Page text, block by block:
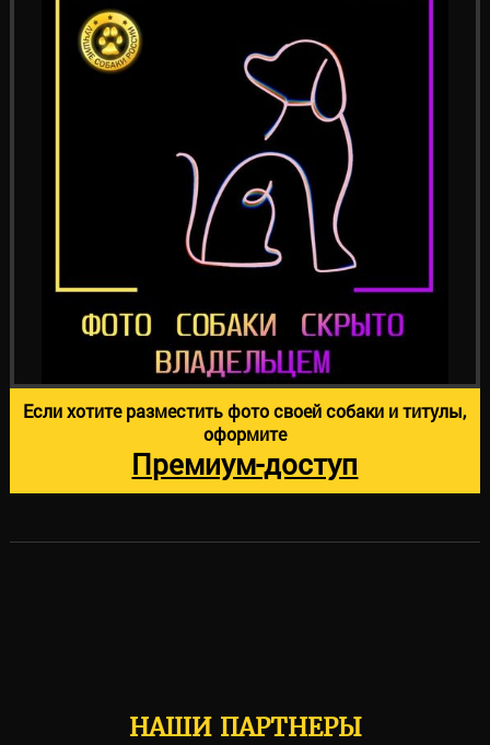
Если хотите разместить фото своей собаки и титулы,
оформите
Премиум-доступ
НАШИ ПАРТНЕРЫ